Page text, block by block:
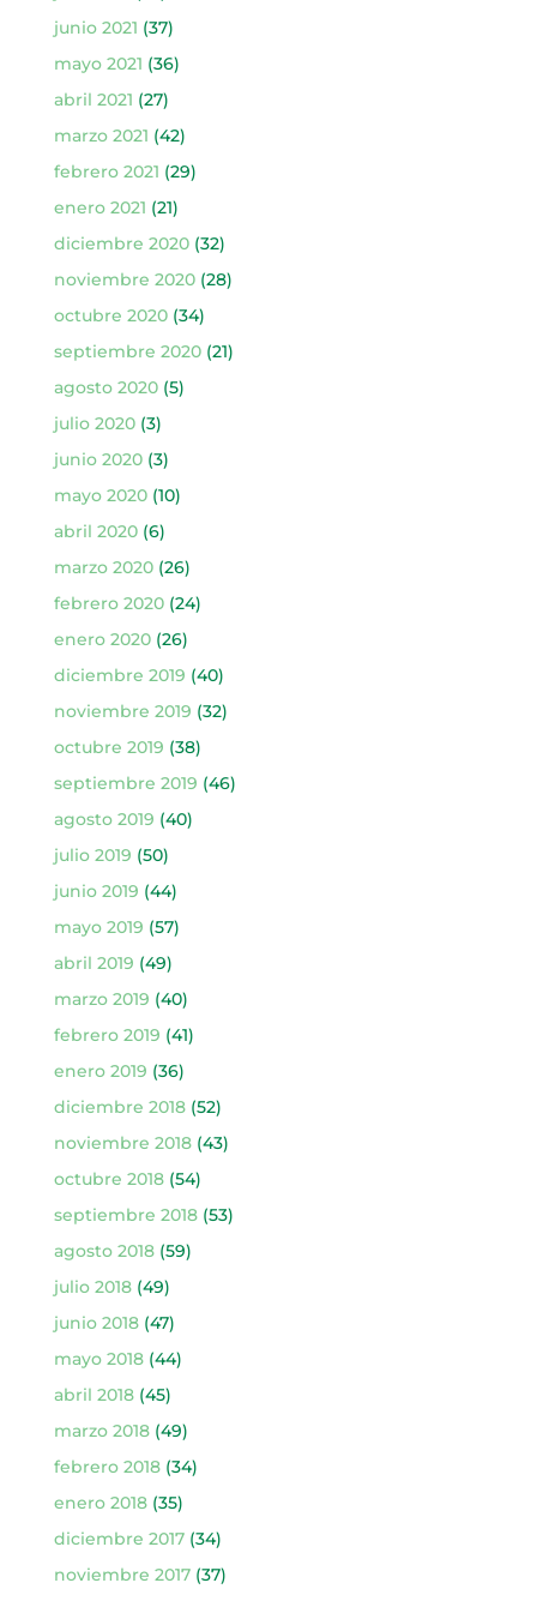
junio 2021 (37)
mayo 2021 (36)
abril 2021 (27)
marzo 2021 (42)
febrero 2021 (29)
enero 2021 (21)
diciembre 2020(32)
noviembre 2020(28)
octubre 2020(34)
septiembre 2020(21)
agosto 2020(5)
julio 2020(3)
junio 2020(3)
mayo 2020(10)
abril 2020(6)
marzo 2020(26)
febrero 2020(24)
enero 2020(26)
diciembre 2019 (40)
noviembre 2019 (32)
octubre 2019 (38)
septiembre 2019 (46)
agosto 2019 (40)
julio 2019 (50)
junio 2019 (44)
mayo 2019 (57)
abril 2019 (49)
marzo 2019 (40)
febrero 2019 (41)
enero 2019 (36)
diciembre 2018(52)
noviembre 2018(43)
octubre 2018(54)
septiembre 2018(53)
agosto 2018(59)
julio 2018(49)
junio 2018(47)
mayo 2018(44)
abril 2018(45)
marzo 2018(49)
febrero 2018(34)
enero 2018(35)
diciembre 2017(34)
noviembre 2017(37)